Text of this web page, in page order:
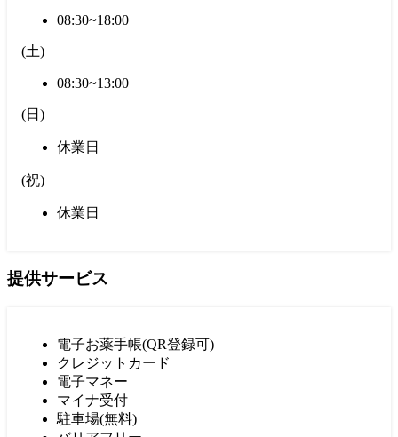
08:30~18:00
(土)
08:30~13:00
(日 )
休業日
(祝)
休業日
提供サービス
電子お薬手帳(QR登録可)
クレジットカード
電子マネー
マイナ受付
駐車場(無料)